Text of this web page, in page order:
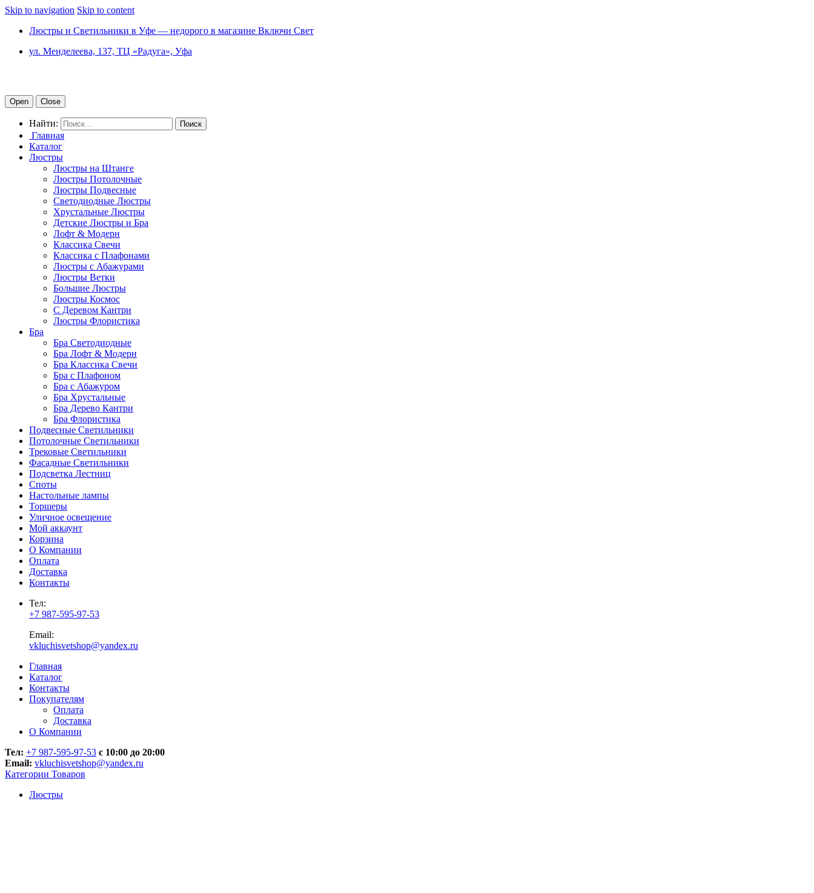
Skip to navigation Skip to content
Люстры и Светильники в Уфе — недорого в магазине Включи Свет
ул. Менделеева, 137, ТЦ «Радуга», Уфа
Open Close
Найти:
Главная
Каталог
Люстры
Люстры на Штанге
Люстры Потолочные
Люстры Подвесные
Светодиодные Люстры
Хрустальные Люстры
Детские Люстры и Бра
Лофт & Модерн
Классика Свечи
Классика с Плафонами
Люстры с Абажурами
Люстры Ветки
Большие Люстры
Люстры Космос
С Деревом Кантри
Люстры Флористика
Бра
Бра Светодиодные
Бра Лофт & Модерн
Бра Классика Свечи
Бра с Плафоном
Бра с Абажуром
Бра Хрустальные
Бра Дерево Кантри
Бра Флористика
Подвесные Светильники
Потолочные Светильники
Трековые Светильники
Фасадные Светильники
Подсветка Лестниц
Споты
Настольные лампы
Торшеры
Уличное освещение
Мой аккаунт
Корзина
О Компании
Оплата
Доставка
Контакты
Тел:
+7 987-595-97-53
Email:
vkluchisvetshop@yandex.ru
Главная
Каталог
Контакты
Покупателям
Оплата
Доставка
О Компании
Тел: +7 987-595-97-53 с 10:00 до 20:00
Email: vkluchisvetshop@yandex.ru
Категории Товаров
Люстры